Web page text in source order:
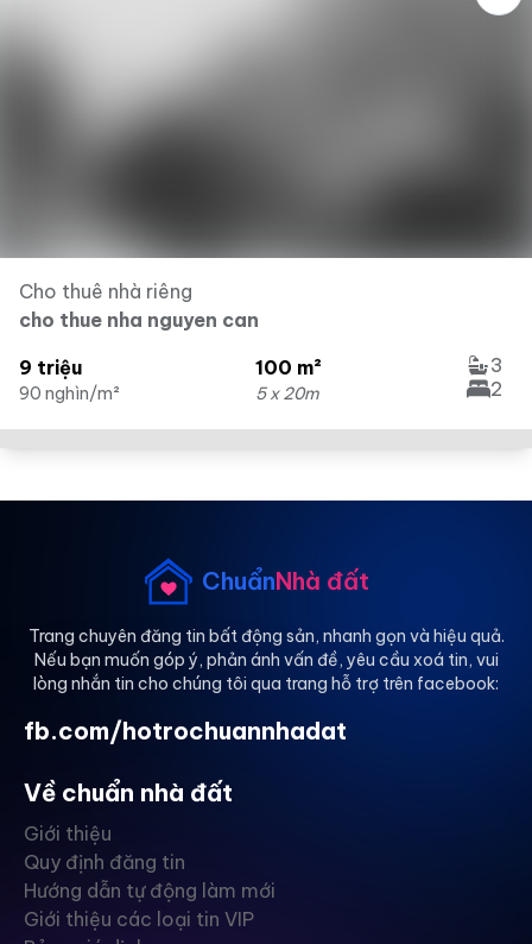
Cho thuê nhà riêng
cho thue nha nguyen can
9 triệu
90 nghìn/m²
100 m²
5 x 20m
3
2
ChuẩnNhà đất
Trang chuyên đăng tin bất động sản, nhanh gọn và hiệu quả.
Nếu bạn muốn góp ý, phản ánh vấn đề, yêu cầu xoá tin, vui
lòng nhắn tin cho chúng tôi qua trang hỗ trợ trên facebook:
fb.com/hotrochuannhadat
Về chuẩn nhà đất
Giới thiệu
Quy định đăng tin
Hướng dẫn tự động làm mới
Giới thiệu các loại tin VIP